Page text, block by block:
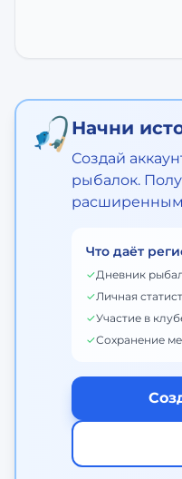
🎣 Начни
Создай
рыбалок.
Что даёт
✓Дневник
✓Личная
✓Участие в
✓Сохранение